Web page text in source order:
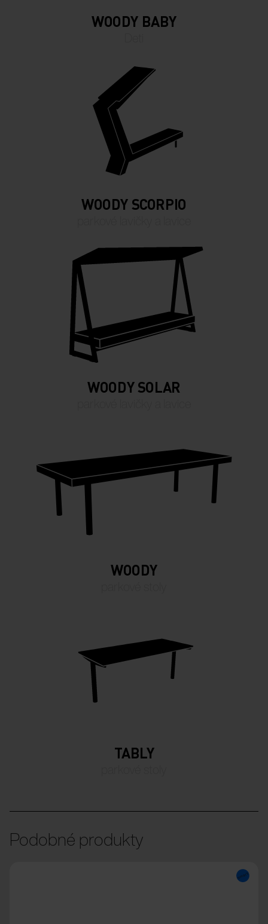
WOODY BABY
WOODY SCORPIO
WOODY SOLAR
WOODY
TABLY
Podobné produkty